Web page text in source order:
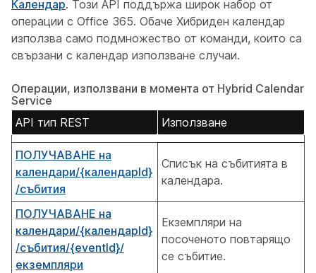
Календар. Този API поддържа широк набор от
операции с Office 365. Обаче Хибриден календар
използва само подмножество от команди, които са
свързани с календар използване случаи.
Операции, използвани в момента от Hybrid Calendar
Service
API тип REST
Използване
ПОЛУЧАВАНЕ на
календари/{календарId}
/събития
Списък на събитията в
календара.
ПОЛУЧАВАНЕ на
календари/{календарId}
/събития/{eventId}/
екземпляри
Екземпляри на
посоченото повтарящо
се събитие.